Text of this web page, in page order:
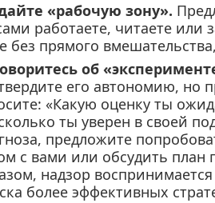
«рабочую зону».
работаете, читаете или
без прямого
об
его автономию, но
«Какую оценку ты
ты уверен в своей
предложите
с вами или обсудить план
надзор
более эффективных